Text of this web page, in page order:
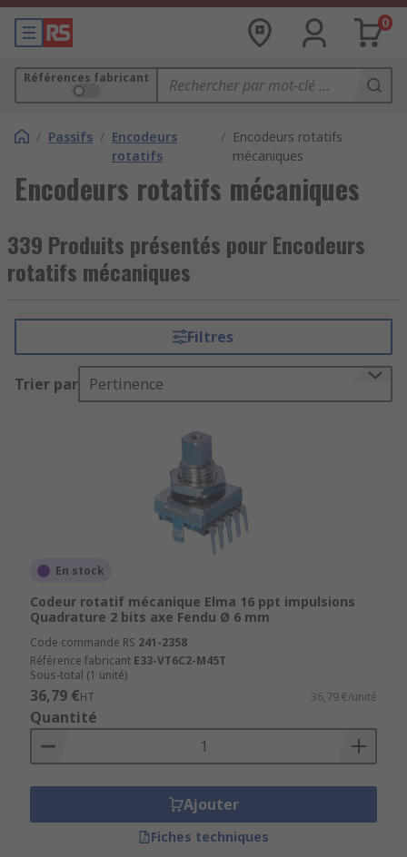
0
Références fabricant
/ Passifs / Encodeurs
rotatifs
/ Encodeurs rotatifs
mécaniques
Encodeurs rotatifs mécaniques
339 Produits présentés pour Encodeurs
rotatifs mécaniques
Filtres
Trier par Pertinence
En stock
Codeur rotatif mécanique Elma 16 ppt impulsions
Quadrature 2 bits axe Fendu Ø 6 mm
Code commande RS 241-2358
Référence fabricant E33-VT6C2-M45T
Sous-total (1 unité)
36,79 €HT 36,79 €/unité
Quantité
Ajouter
Fiches techniques